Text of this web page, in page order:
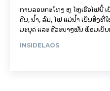
ການລອຍ​ກະ​ໂທງ ຫຼື ໄຫຼເຮືອໄຟນີ້
ດິນ, ນໍ້າ, ລົມ, ໄຟ ແມ່ນໍ້າ ເປັນສິ່ງ
ມະນຸດ ແລະ ຊີວະນາໆພັນ ພ້ອມເປັ
INSIDELAOS